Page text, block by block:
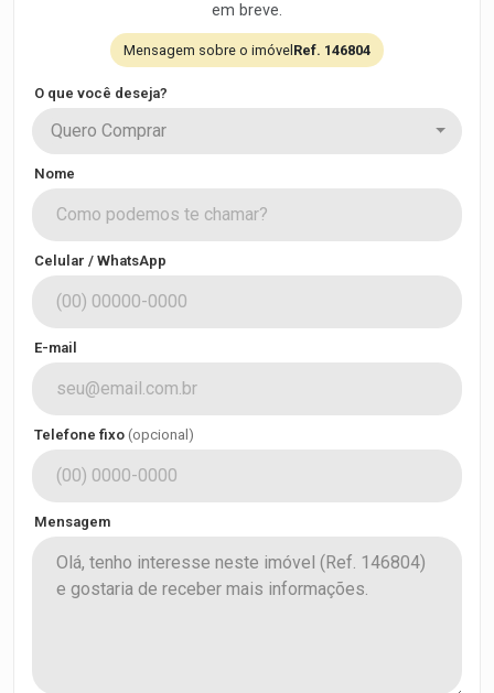
em breve.
Mensagem sobre o imóvel Ref. 146804
O que você deseja?
Quero Comprar
Nome
Celular / WhatsApp
E-mail
Telefone fixo (opcional)
Mensagem